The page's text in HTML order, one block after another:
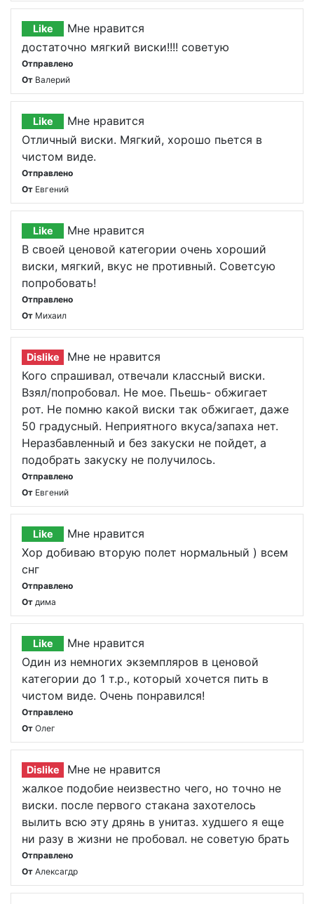
Like
Мне нравится
достаточно мягкий виски!!!! советую
Отправлено
От Валерий
Like
Мне нравится
Отличный виски. Мягкий, хорошо пьется в
чистом виде.
Отправлено
От Евгений
Like
Мне нравится
В своей ценовой категории очень хороший
виски, мягкий, вкус не противный. Советсую
попробовать!
Отправлено
От Михаил
Dislike
Мне не нравится
Кого спрашивал, отвечали классный виски.
Взял/попробовал. Не мое. Пьешь- обжигает
рот. Не помню какой виски так обжигает, даже
50 градусный. Неприятного вкуса/запаха нет.
Неразбавленный и без закуски не пойдет, а
подобрать закуску не получилось.
Отправлено
От Евгений
Like
Мне нравится
Хор добиваю вторую полет нормальный ) всем
снг
Отправлено
От дима
Like
Мне нравится
Один из немногих экземпляров в ценовой
категории до 1 т.р., который хочется пить в
чистом виде. Очень понравился!
Отправлено
От Олег
Dislike
Мне не нравится
жалкое подобие неизвестно чего, но точно не
виски. после первого стакана захотелось
вылить всю эту дрянь в унитаз. худшего я еще
ни разу в жизни не пробовал. не советую брать
Отправлено
От Алексагдр